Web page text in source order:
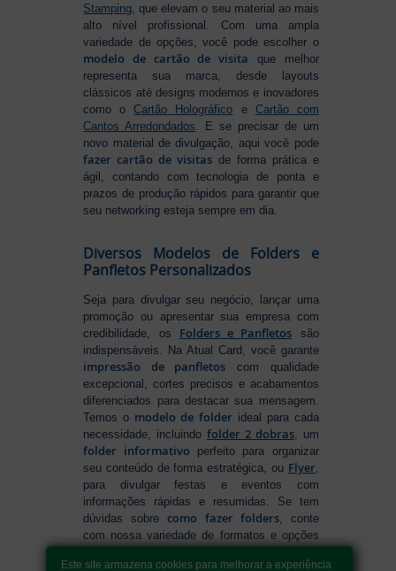
Stamping, que elevam o seu material ao mais
alto nível profissional. Com uma ampla
variedade de opções, você pode escolher o
modelo de cartão de visita que melhor
representa sua marca, desde layouts
clássicos até designs modernos e inovadores
como oCartão Holográfico e Cartão com
Cantos Arredondados. E se precisar de um
novo material de divulgação, aqui você pode
fazer cartão de visitas de forma prática e
ágil, contando com tecnologia de ponta e
prazos de produção rápidos para garantir que
seu networking esteja sempre em dia.
Diversos Modelos de Folders e
Panfletos Personalizados
Seja para divulgar seu negócio, lançar uma
promoção ou apresentar sua empresa com
credibilidade, os Folders e Panfletos são
indispensáveis. Na Atual Card, você garante
impressão de panfletos com qualidade
excepcional, cortes precisos e acabamentos
diferenciados para destacar sua mensagem.
Temos o modelo de folder ideal para cada
necessidade, incluindofolder 2 dobras, um
folder informativo perfeito para organizar
seu conteúdo de forma estratégica, ou Flyer
para divulgar festas e eventos com
informações rápidas e resumidas. Se tem
dúvidas sobrecomo fazer folders, conte
com nossa variedade de formatos e opções
Este site armazena cookies para melhorar a experiência